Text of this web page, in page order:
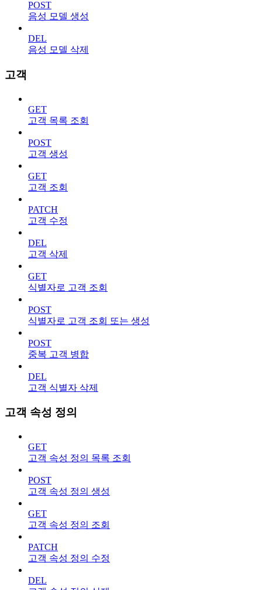
POST
음성 모델 생성
DEL
음성 모델 삭제
고객
GET
고객 목록 조회
POST
고객 생성
GET
고객 조회
PATCH
고객 수정
DEL
고객 삭제
GET
식별자로 고객 조회
POST
식별자로 고객 조회 또는 생성
POST
중복 고객 병합
DEL
고객 식별자 삭제
고객 속성 정의
GET
고객 속성 정의 목록 조회
POST
고객 속성 정의 생성
GET
고객 속성 정의 조회
PATCH
고객 속성 정의 수정
DEL